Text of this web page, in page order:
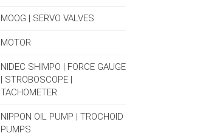
MOOG | SERVO VALVES
MOTOR
NIDEC SHIMPO | FORCE GAUGE
| STROBOSCOPE |
TACHOMETER
NIPPON OIL PUMP | TROCHOID
PUMPS